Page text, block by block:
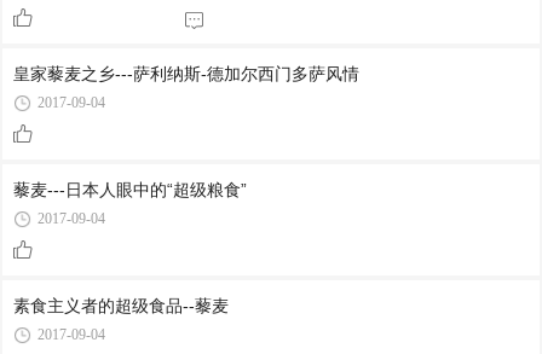
皇家藜麦之乡---萨利纳斯-德加尔西门多萨风情
2017-09-04
藜麦---日本人眼中的“超级粮食”
2017-09-04
素食主义者的超级食品--藜麦
2017-09-04